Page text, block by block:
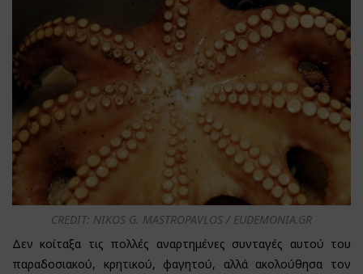
CREDIT: NIKOS G. MASTROPAVLOS / EUDEMONIA.GR
Δεν κοίταξα τις πολλές αναρτημένες συνταγές αυτού του
παραδοσιακού, κρητικού, φαγητού, αλλά ακολούθησα τον